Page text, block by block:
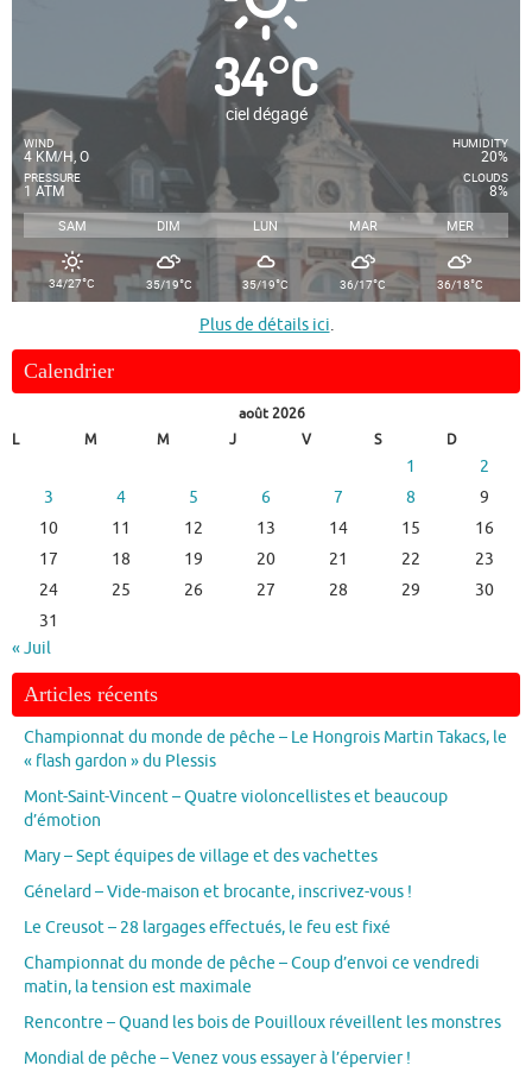
34°C
ciel dégagé
WIND
4 KM/H, O
PRESSURE
1 ATM
HUMIDITY
20%
CLOUDS
8%
SAM DIM LUN MAR MER
34/27°C 35/19°C 35/19°C 36/17°C 36/18°C
Plus de détails ici.
Calendrier
août 2026
L
M M J V S D
1
2
3
4 5 6 7 8
9
10
11 12 13 14 15
16
17
18 19 20 21 22
23
24
25 26 27 28 29
30
31
« Juil
Articles récents
Championnat du monde de pêche – Le Hongrois Martin Takacs, le
« flash gardon » du Plessis
Mont-Saint-Vincent – Quatre violoncellistes et beaucoup
d’émotion
Mary – Sept équipes de village et des vachettes
Génelard – Vide-maison et brocante, inscrivez-vous !
Le Creusot – 28 largages effectués, le feu est fixé
Championnat du monde de pêche – Coup d’envoi ce vendredi
matin, la tension est maximale
Rencontre – Quand les bois de Pouilloux réveillent les monstres
Mondial de pêche – Venez vous essayer à l’épervier !